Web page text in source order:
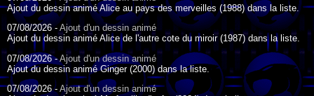
Ajout du dessin animé Alice au pays des merveilles (1988) dans la liste.
07/08/2026 - Ajout d'un dessin animé
Ajout du dessin animé Alice de l'autre cote du miroir (1987) dans la liste.
07/08/2026 -Ajout d'un dessin animé
Ajout du dessin animé Ginger (2000) dans la liste.
07/08/2026 - Ajout d'un dessin animé